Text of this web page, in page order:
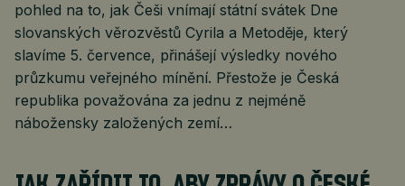
pohled na to, jak Češi vnímají státní svátek Dne
slovanských věrozvěstů Cyrila a Metoděje, který
slavíme 5. července, přinášejí výsledky nového
průzkumu veřejného mínění. Přestože je Česká
republika považována za jednu z nejméně
nábožensky založených zemí…